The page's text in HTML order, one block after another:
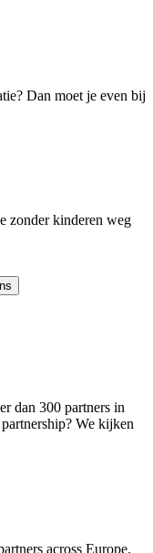
Dan moet je even bij
zonder kinderen weg
dan 300 partners in
We kijken
across Europe.